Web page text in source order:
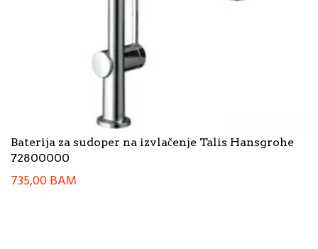
Baterija za sudoper na izvlačenje Talis Hansgrohe
72800000
735,00BAM